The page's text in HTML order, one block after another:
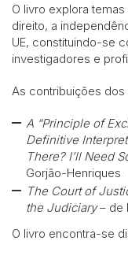
O livro explora
direito, a
UE, constituindo-se
investigadores e
As contribuições
A “Principle of
Definitive
There? I’ll Need
Gorjão-Henriques
The Court of
the Judiciary– de
O livro encontra-se